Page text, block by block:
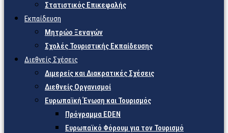
Στατιστικός Επικεφαλής
Εκπαίδευση
Μητρώο Ξεναγών
Σχολές Τουριστικής Εκπαίδευσης
Διεθνείς Σχέσεις
Διμερείς και Διακρατικές Σχέσεις
Διεθνείς Οργανισμοί
Ευρωπαϊκή Ένωση και Τουρισμός
Πρόγραμμα EDEN
Ευρωπαϊκό Φόρουμ για τον Τουρισμό